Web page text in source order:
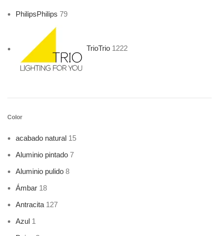
PhilipsPhilips 79
TrioTrio 1222
Color
acabado natural 15
Aluminio pintado 7
Aluminio pulido 8
Ámbar 18
Antracita 127
Azul 1